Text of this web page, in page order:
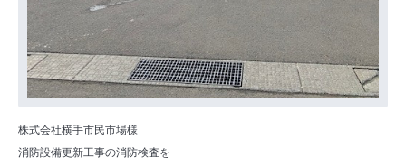
株式会社横手市民市場様
消防設備更新工事の消防検査を